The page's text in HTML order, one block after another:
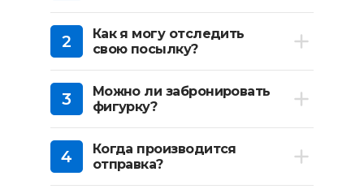
2
Как я могу отследить
свою посылку?
3
Можно ли забронировать
фигурку?
4
Когда производится
отправка?